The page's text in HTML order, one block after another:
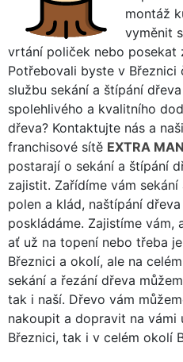
montáž
vyměnit
vrtání poliček nebo posekat
Potřebovali byste v
službu sekání a štípání
spolehlivého a kvalitního
dřeva? Kontaktujte nás a
franchisové sítě EXTRA
postarají o sekání a štípání
zajistit. Zařídíme vám
polen a klád, naštípání
poskládáme. Zajistíme
ať už na topení nebo třeba
Březnici a okolí, ale na
sekání a řezání dřeva
tak i naší. Dřevo vám
nakoupit a dopravit na vámi
Březnici, tak i v celém okolí